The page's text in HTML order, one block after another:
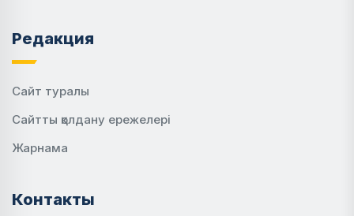
Редакция
Сайт туралы
Сайтты қолдану ережелері
Жарнама
Контакты